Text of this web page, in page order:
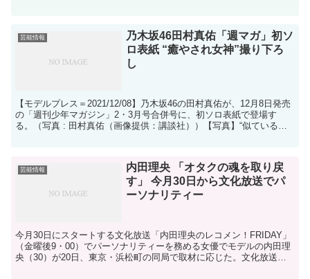
芸能情報
乃木坂46田村真佑「週マガ」初ソ
ロ表紙 “癒やされ女神”撮り下ろ
し
【モデルプレス＝2021/12/08】乃木坂46の田村真佑が、12月8日発売
の「週刊少年マガジン」2・3月号合併号に、初ソロ表紙で登場す
る。（写真 : 田村真佑（画像提供：講談社））【写真】“似ていると
芸能情報
内田理央 「オタクの魂を取り戻
す」 今月30日から文化放送でパ
ーソナリティー
今月30日にスタートする文化放送「内田理央のレコメン！FRIDAY」
（金曜後9・00）でパーソナリティーを務める女優でモデルの内田理
央（30）が20日、東京・浜松町の同局で取材に応じた。文化放送